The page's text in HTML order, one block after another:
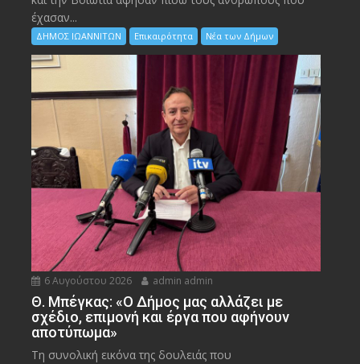
έχασαν...
ΔΗΜΟΣ ΙΩΑΝΝΙΤΩΝ Επικαιρότητα Νέα των Δήμων
6 Αυγούστου 2026 admin admin
Θ. Μπέγκας: «Ο Δήμος μας αλλάζει με
σχέδιο, επιμονή και έργα που αφήνουν
αποτύπωμα»
Τη συνολική εικόνα της δουλειάς που